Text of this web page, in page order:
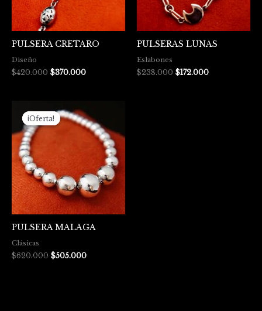
PULSERA CRETARO
Diseño
$420.000 $370.000
PULSERAS LUNAS
Eslabones
$238.000 $172.000
¡Oferta!
¡Oferta!
PULSERA MALAGA
Clásicas
$620.000
precio
original
$505.000
precio
actual
es:
$505.000.